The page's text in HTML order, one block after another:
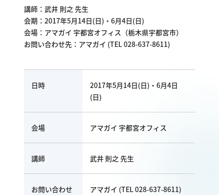
講師：武井 則之 先生
会期：2017年5月14日(日)・6月4日(日)
会場：アマガイ 宇都宮オフィス（栃木県宇都宮市）
お問い合わせ先：アマガイ (TEL 028-637-8611)
日時
2017年5月14日(日)・6月4日
(日)
会場 アマガイ 宇都宮オフィス
講師 武井 則之 先生
お問い合わせ アマガイ (TEL 028-637-8611)